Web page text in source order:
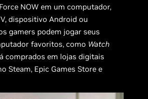
NOW em um computador,
dispositivo Android ou
gamers podem jogar seus
favoritos, como Watch
comprados em lojas digitais
Steam, Epic Games Store e